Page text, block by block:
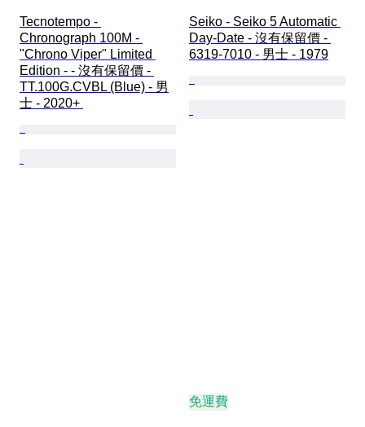
Tecnotempo -
Chronograph 100M -
"Chrono Viper" Limited
Edition - - 沒有保留價 -
TT.100G.CVBL (Blue) - 男
士 - 2020+
Seiko - Seiko 5 Automatic
Day-Date - 沒有保留價 -
6319-7010 - 男士 - 1979
免運費